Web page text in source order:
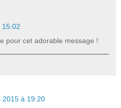
15:02
pour cet adorable message !
2015 à 19:20